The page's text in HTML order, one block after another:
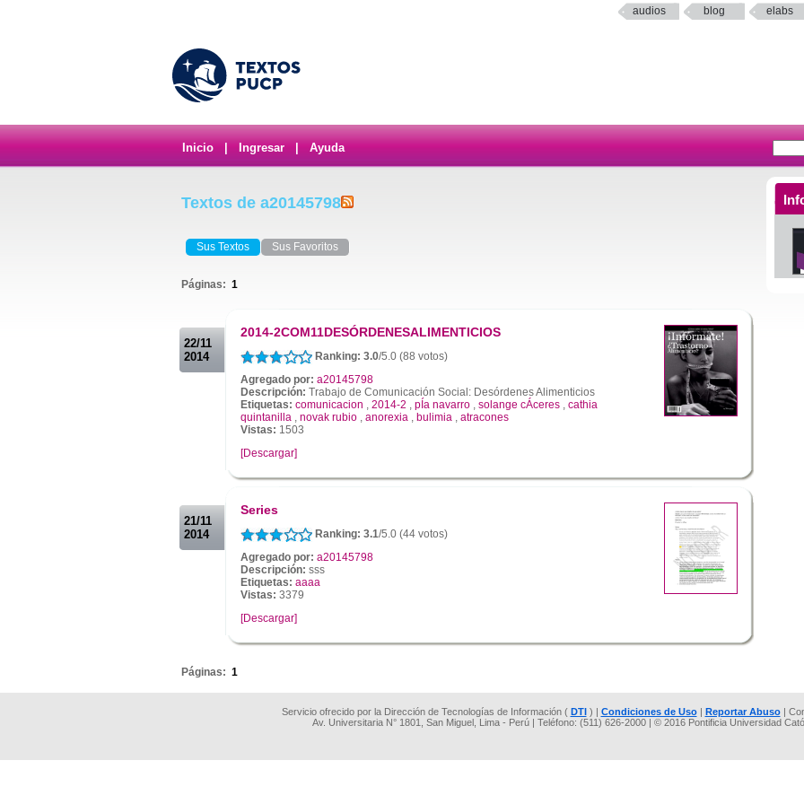
audios blog elabs
Inicio Ingresar Ayuda
Textos de a20145798
Sus Textos Sus Favoritos
Páginas: 1
22/11
2014
2014-2COM11DESÓRDENESALIMENTICIOS
Ranking: 3.0/5.0 (88 votos)
Agregado por: a20145798
Descripción: Trabajo de Comunicación Social: Desórdenes Alimenticios
Etiquetas: comunicacion 2014-2 pÍa navarro solange cÁceres
cathia
quintanilla
novak rubio anorexia bulimia
atracones
Vistas: 1503
[Descargar]
21/11
2014
Series
Ranking: 3.1/5.0 (44 votos)
Agregado por: a20145798
Descripción: sss
Etiquetas: aaaa
Vistas: 3379
[Descargar]
Páginas: 1
Servicio ofrecido por la Dirección de Tecnologías de Información ( DTI) | Condiciones de Uso| Reportar Abuso|
Av. Universitaria N° 1801, San Miguel, Lima - Perú | Teléfono: (511) 626-2000 | © 2016 Pontificia Universidad